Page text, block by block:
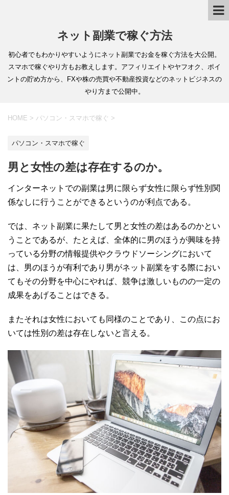
ネット副業で稼ぐ方法
初心者でもわかりやすいようにネット副業でお金を稼ぐ方法を大公開。
スマホで稼ぐやり方もお教えします。アフィリエイトやヤフオク、ポイ
ントの貯め方から、FXや株の売買や不動産投資などのネットビジネスの
やり方まで公開中。
HOME > パソコン・スマホで稼ぐ >
パソコン・スマホで稼ぐ
男と女性の差は存在するのか。
インターネットでの副業は男に限らず女性に限らず性別関
係なしに行うことができるというのが利点である。
では、ネット副業に果たして男と女性の差はあるのかとい
うことであるが、たとえば、全体的に男のほうが興味を持
っている分野の情報提供やクラウドソーシングにおいて
は、男のほうが有利であり男がネット副業をする際におい
てもその分野を中心にやれば、競争は激しいものの一定の
成果をあげることはできる。
またそれは女性においても同様のことであり、この点にお
いては性別の差は存在しないと言える。